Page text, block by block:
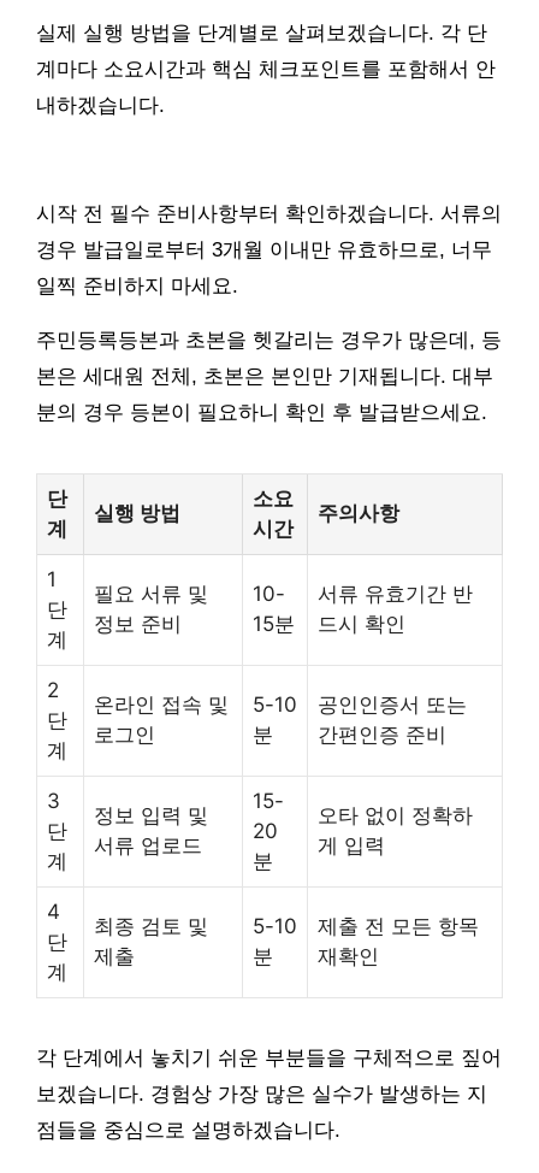
실제 실행 방법을 단계별로 살펴보겠습니다. 각 단
계마다 소요시간과 핵심 체크포인트를 포함해서 안
내하겠습니다.
시작 전 필수 준비사항부터 확인하겠습니다. 서류의
경우 발급일로부터 3개월 이내만 유효하므로, 너무
일찍 준비하지 마세요.
주민등록등본과 초본을 헷갈리는 경우가 많은데, 등
본은 세대원 전체, 초본은 본인만 기재됩니다. 대부
분의 경우 등본이 필요하니 확인 후 발급받으세요.
단
계
실행 방법
소요
시간
주의사항
1
단
계
필요 서류 및
정보 준비
10-
15분
서류 유효기간 반
드시 확인
2
단
계
온라인 접속 및
로그인
5-10
분
공인인증서 또는
간편인증 준비
3
단
계
정보 입력 및
서류 업로드
15-
20
분
오타 없이 정확하
게 입력
4
단
계
최종 검토 및
제출
5-10
분
제출 전 모든 항목
재확인
각 단계에서 놓치기 쉬운 부분들을 구체적으로 짚어
보겠습니다. 경험상 가장 많은 실수가 발생하는 지
점들을 중심으로 설명하겠습니다.